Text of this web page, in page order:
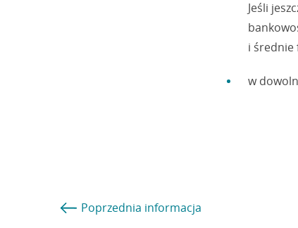
Jeśli
i średnie
w
Poprzednia informacja